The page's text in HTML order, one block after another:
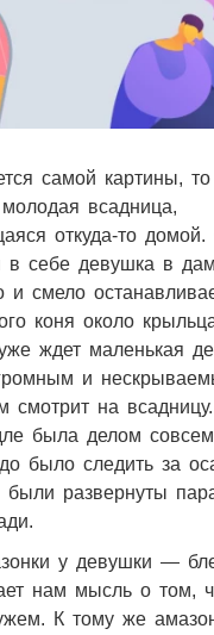
самой картины,
всадница,
откуда-то домой.
в себе девушка в
и смело
коня около
ждет маленькая
и
смотрит на
была делом
было следить за
были развернуты
у девушки —
нам мысль о том,
К тому же